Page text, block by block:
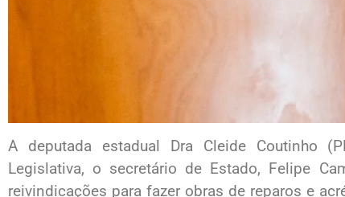
A deputada estadual Dra Cleide Coutinho
Legislativa, o secretário de Estado, Felipe
reivindicações para fazer obras de reparos e